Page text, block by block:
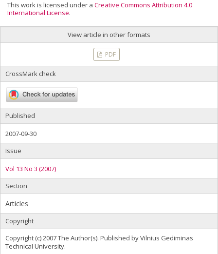
This work is licensed under a Creative Commons Attribution 4.0
International License.
View article in other formats
PDF
CrossMark check
Published
2007-09-30
Issue
Vol 13 No 3 (2007)
Section
Articles
Copyright
Copyright (c) 2007 The Author(s). Published by Vilnius Gediminas
Technical University.